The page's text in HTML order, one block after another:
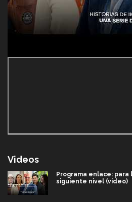
Videos
Programa enlace:
siguiente nivel (video)